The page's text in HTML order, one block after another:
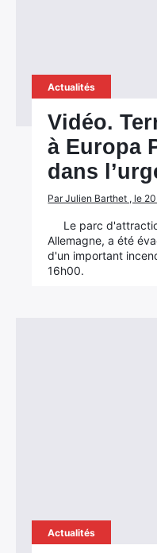
Actualités
Vidéo.
à Europa
dans
Par Julien Barthet , le
Le parc
Allemagne, a été
d'un important
16h00.
Actualités